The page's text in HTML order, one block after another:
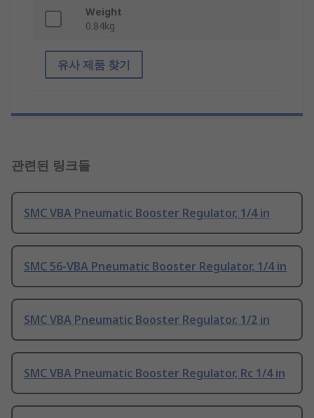
Weight
0.84kg
유사 제품 찾기
관련된 링크들
SMC VBA Pneumatic Booster Regulator, 1/4 in
SMC 56-VBA Pneumatic Booster Regulator, 1/4 in
SMC VBA Pneumatic Booster Regulator, 1/2 in
SMC VBA Pneumatic Booster Regulator, Rc 1/4 in